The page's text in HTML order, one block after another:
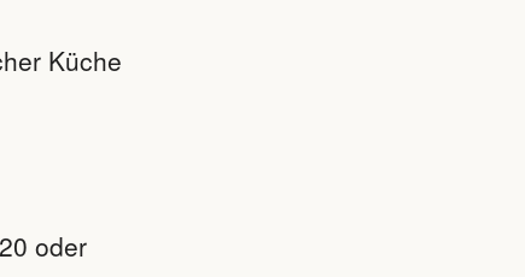
Küche
oder